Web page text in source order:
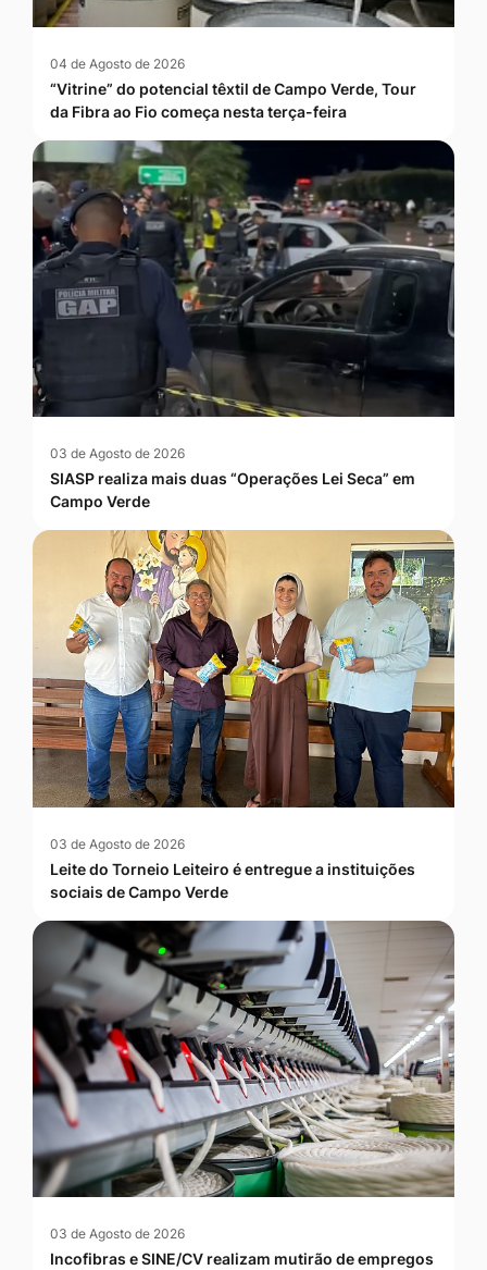
04 de Agosto de 2026
“Vitrine” do potencial têxtil de Campo Verde, Tour
da Fibra ao Fio começa nesta terça-feira
03 de Agosto de 2026
SIASP realiza mais duas “Operações Lei Seca” em
Campo Verde
03 de Agosto de 2026
Leite do Torneio Leiteiro é entregue a instituições
sociais de Campo Verde
03 de Agosto de 2026
Incofibras e SINE/CV realizam mutirão de empregos